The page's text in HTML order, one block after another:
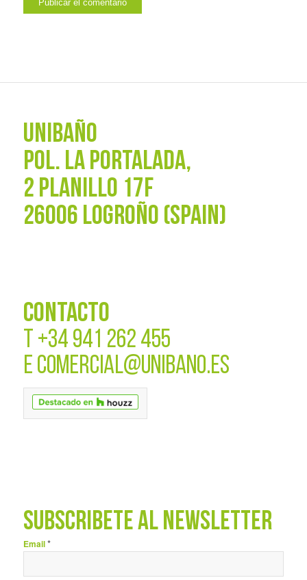
UNIBAÑO
POL. La Portalada,
2 PLANILLO 17F
26006 LOGROÑO (SPAIN)
CONTACTO
T +34 941 262 455
E COMERCIAL@UNIBANO.ES
SUBSCRÍBETE AL NEWSLETTER
Email*